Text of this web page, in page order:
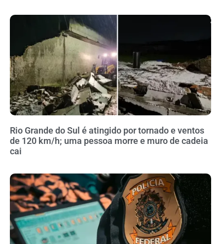
Rio Grande do Sul é atingido por tornado e ventos
de 120 km/h; uma pessoa morre e muro de cadeia
cai